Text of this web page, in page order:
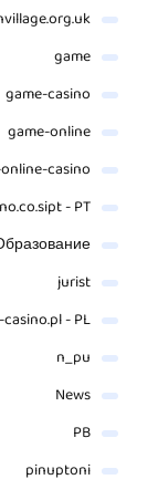
game
game-casino
game-online
casino
- PT
jurist
- PL
n_pu
News
PB
pinuptoni